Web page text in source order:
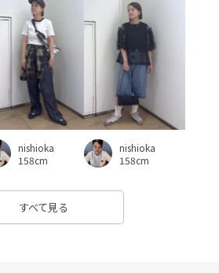
nishioka
158cm
nishioka
158cm
すべて見る